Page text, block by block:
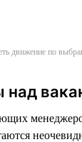
движение по
над